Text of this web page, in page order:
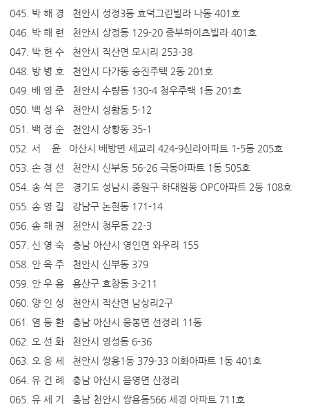
045. 박 해 경 천안시 성정3동 효덕그린빌라 나동 401호
046. 박 해 련 천안시 상정동 129-20 중부하이츠빌라 401호
047. 박 헌 수 천안시 직산면 모시리 253-38
048. 방 병 호 천안시 다가동 승진주택 2동 201호
049. 배 영 준 천안시 수량동 130-4 청우주택 1동 201호
050. 백 성 우 천안시 성황동 5-12
051. 백 정 순 천안시 상황동 35-1
052. 서 윤 아산시 배방면 세교리 424-9신라아파트 1-5동 205호
053. 손 경 선 천안시 신부동 56-26 극동아파트 1동 505호
054. 송 석 은 경기도 성남시 중원구 하대원동 OPC아파트 2동 108호
055. 송 영 길 강남구 논현동 171-14
056. 송 해 권 천안시 청무동 22-3
057. 신 영 숙 충남 아산시 영인면 와우리 155
058. 안 옥 주 천안시 신부동 379
059. 안 우 용 용산구 효창동 3-211
060. 양 인 성 천안시 직산면 남상리2구
061. 염 동 환 충남 아산시 응봉면 선정리 11동
062. 오 선 화 천안시 영성동 6-36
063. 오 응 세 천안시 쌍용1동 379-33 이화아파트 1동 401호
064. 유 건 례 충남 아산시 음영면 산정리
065. 유 세 기 충남 천안시 쌍용동566 세경 아파트 711호